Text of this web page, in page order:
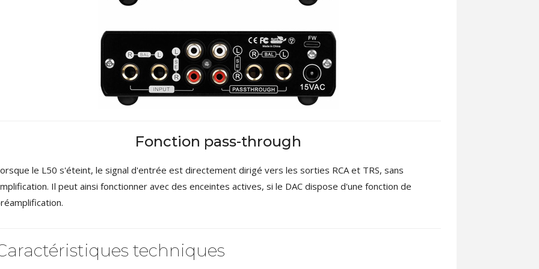
Fonction pass-through
le L50 s'éteint, le signal d'entrée est directement dirigé vers les sorties RCA et TRS, sans
Il peut ainsi fonctionner avec des enceintes actives, si le DAC dispose d'une fonction de
techniques